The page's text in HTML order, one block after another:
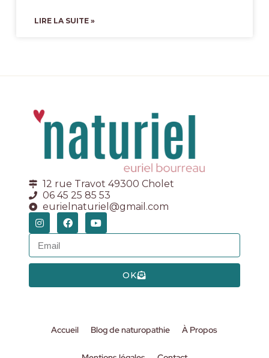
LIRE LA SUITE »
12 rue Travot 49300 Cholet
06 45 25 85 53
eurielnaturiel@gmail.com
OK
Accueil Blog de naturopathie À Propos